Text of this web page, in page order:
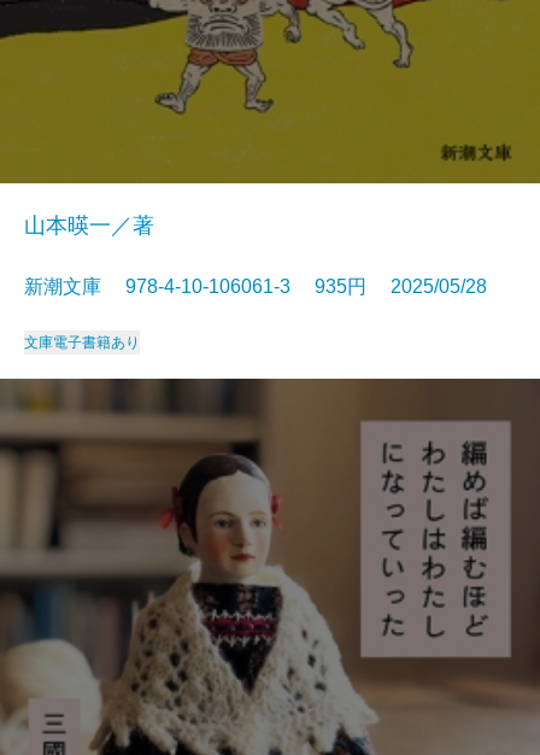
山本暎一／著
新潮文庫 978-4-10-106061-3 935円 2025/05/28
文庫電子書籍あり